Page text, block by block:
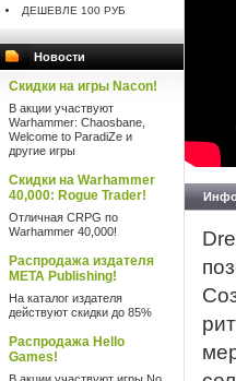
ДЕШЕВЛЕ 100 РУБ
Новости
Скидки на игры Nacon!
В акции участвуют
Warhammer: Chaosbane,
Welcome to ParadiZe и
другие игры
Скидки на Warhammer
40,000: Rogue Trader!
Отличная CRPG по
Warhammer 40,000!
Распродажа издателя
META Publishing!
На каталог издателя
действуют скидки до 85%
Распродажа Hello
Games!